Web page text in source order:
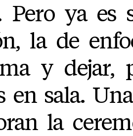
Pero ya es
la de
y dejar,
en sala.
la